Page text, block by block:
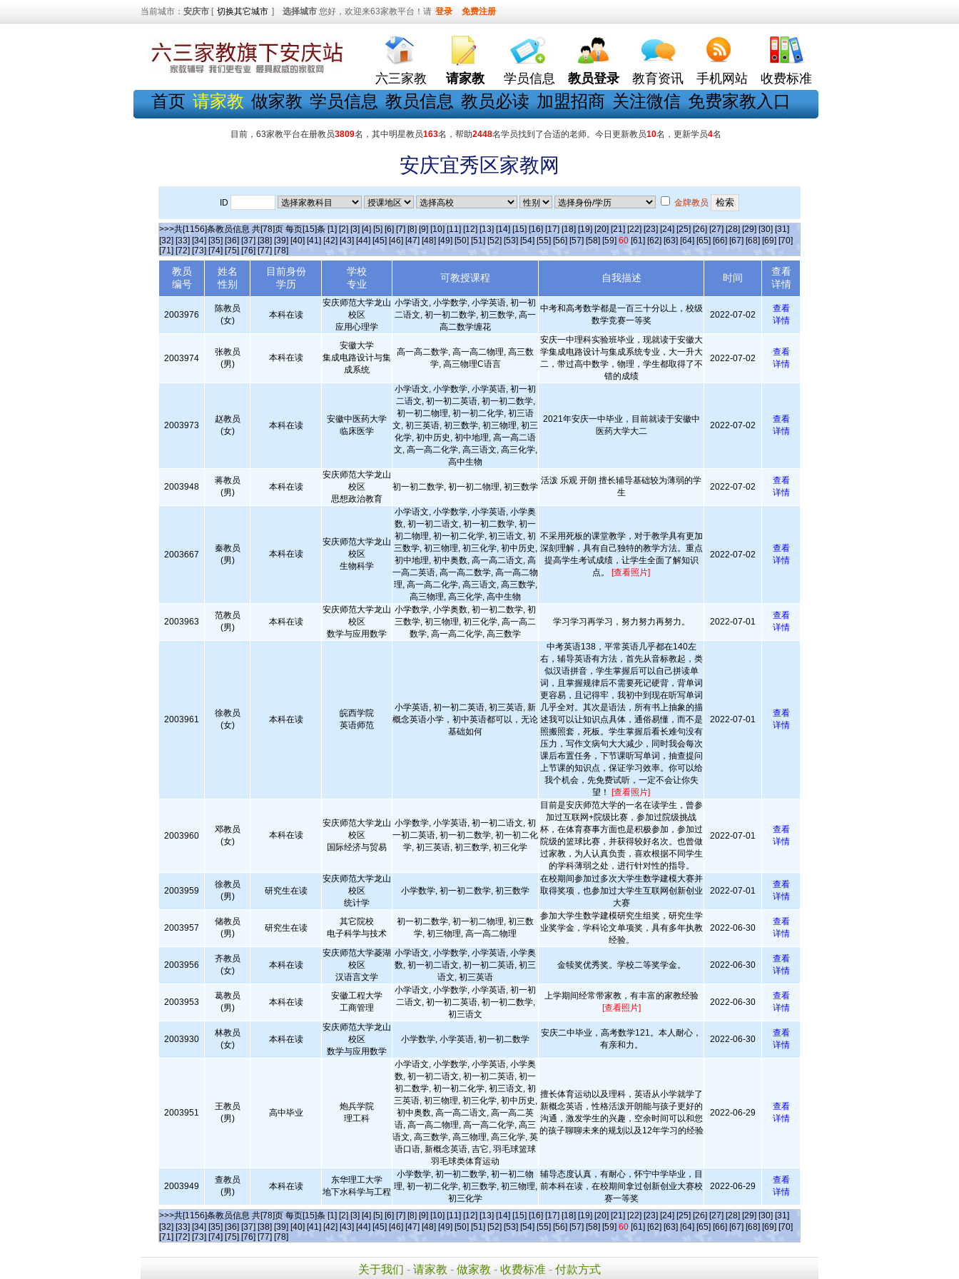
当前城市： 安庆市 [ 切换其它城市 ] 选择城市 您好，欢迎来63家教平台！请 登录 免费注册
六三家教 请家教 学员信息 教员登录 教育资讯 手机网站 收费标准
首页 请家教 做家教 学员信息 教员信息 教员必读 加盟招商 关注微信 免费家教入口
目前，63家教平台在册教员3809名，其中明星教员163名，帮助2448名学员找到了合适的老师。今日更新教员10名，更新学员4名
安庆宜秀区家教网
ID 金牌教员
>>>共[1156]条教员信息 共[78]页 每页[15]条 [1] [2] [3] [4] [5] [6] [7] [8] [9] [10] [11] [12] [13] [14] [15] [16] [17] [18] [19] [20] [21] [22] [23] [24] [25] [26] [27] [28] [29] [30] [31]
[32] [33] [34] [35] [36] [37] [38] [39] [40] [41] [42] [43] [44] [45] [46] [47] [48] [49] [50] [51] [52] [53] [54] [55] [56] [57] [58] [59] 60 [61] [62] [63] [64] [65] [66] [67] [68] [69] [70]
[71] [72] [73] [74] [75] [76] [77] [78]
教员
编号
姓名
性别
目前身份
学历
学校
专业
可教授课程 自我描述 时间
查看
详情
2003976
陈教员
(女)
本科在读
安庆师范大学龙山
校区
应用心理学
小学语文, 小学数学, 小学英语, 初一初
二语文, 初一初二数学, 初三数学, 高一
高二数学缠花
中考和高考数学都是一百三十分以上，校级
数学竞赛一等奖
2022-07-02
查看
详情
2003974
张教员
(男)
本科在读
安徽大学
集成电路设计与集
成系统
高一高二数学, 高一高二物理, 高三数
学, 高三物理C语言
安庆一中理科实验班毕业，现就读于安徽大
学集成电路设计与集成系统专业，大一升大
二，带过高中数学，物理，学生都取得了不
错的成绩
2022-07-02
查看
详情
2003973
赵教员
(女)
本科在读
安徽中医药大学
临床医学
小学语文, 小学数学, 小学英语, 初一初
二语文, 初一初二英语, 初一初二数学,
初一初二物理, 初一初二化学, 初三语
文, 初三英语, 初三数学, 初三物理, 初三
化学, 初中历史, 初中地理, 高一高二语
文, 高一高二化学, 高三语文, 高三化学,
高中生物
2021年安庆一中毕业，目前就读于安徽中
医药大学大二
2022-07-02
查看
详情
2003948
蒋教员
(男)
本科在读
安庆师范大学龙山
校区
思想政治教育
初一初二数学, 初一初二物理, 初三数学
活泼 乐观 开朗 擅长辅导基础较为薄弱的学
生
2022-07-02
查看
详情
2003667
秦教员
(男)
本科在读
安庆师范大学龙山
校区
生物科学
小学语文, 小学数学, 小学英语, 小学奥
数, 初一初二语文, 初一初二数学, 初一
初二物理, 初一初二化学, 初三语文, 初
三数学, 初三物理, 初三化学, 初中历史,
初中地理, 初中奥数, 高一高二语文, 高
一高二英语, 高一高二数学, 高一高二物
理, 高一高二化学, 高三语文, 高三数学,
高三物理, 高三化学, 高中生物
不采用死板的课堂教学，对于教学具有更加
深刻理解，具有自己独特的教学方法。重点
提高学生考试成绩，让学生全面了解知识
点。 [查看照片]
2022-07-02
查看
详情
2003963
范教员
(男)
本科在读
安庆师范大学龙山
校区
数学与应用数学
小学数学, 小学奥数, 初一初二数学, 初
三数学, 初三物理, 初三化学, 高一高二
数学, 高一高二化学, 高三数学
学习学习再学习，努力努力再努力。 2022-07-01
查看
详情
2003961
徐教员
(女)
本科在读
皖西学院
英语师范
小学英语, 初一初二英语, 初三英语, 新
概念英语小学，初中英语都可以，无论
基础如何
中考英语138，平常英语几乎都在140左
右，辅导英语有方法，首先从音标教起，类
似汉语拼音，学生掌握后可以自己拼读单
词，且掌握规律后不需要死记硬背，背单词
更容易，且记得牢，我初中到现在听写单词
几乎全对。其次是语法，所有书上抽象的描
述我可以让知识点具体，通俗易懂，而不是
照搬照套，死板。学生掌握后看长难句没有
压力，写作文病句大大减少，同时我会每次
课后布置任务，下节课听写单词，抽查提问
上节课的知识点，保证学习效率。你可以给
我个机会，先免费试听，一定不会让你失
望！ [查看照片]
2022-07-01
查看
详情
2003960
邓教员
(女)
本科在读
安庆师范大学龙山
校区
国际经济与贸易
小学数学, 小学英语, 初一初二语文, 初
一初二英语, 初一初二数学, 初一初二化
学, 初三英语, 初三数学, 初三化学
目前是安庆师范大学的一名在读学生，曾参
加过互联网+院级比赛，参加过院级挑战
杯，在体育赛事方面也是积极参加，参加过
院级的篮球比赛，并获得较好名次。也曾做
过家教，为人认真负责，喜欢根据不同学生
的学科薄弱之处，进行针对性的指导。
2022-07-01
查看
详情
2003959
徐教员
(男)
研究生在读
安庆师范大学龙山
校区
统计学
小学数学, 初一初二数学, 初三数学
在校期间参加过多次大学生数学建模大赛并
取得奖项，也参加过大学生互联网创新创业
大赛
2022-07-01
查看
详情
2003957
储教员
(男)
研究生在读
其它院校
电子科学与技术
初一初二数学, 初一初二物理, 初三数
学, 初三物理, 高一高二物理
参加大学生数学建模研究生组奖，研究生学
业奖学金，学科论文单项奖，具有多年执教
经验。
2022-06-30
查看
详情
2003956
齐教员
(女)
本科在读
安庆师范大学菱湖
校区
汉语言文学
小学语文, 小学数学, 小学英语, 小学奥
数, 初一初二语文, 初一初二英语, 初三
语文, 初三英语
金犊奖优秀奖。学校二等奖学金。 2022-06-30
查看
详情
2003953
葛教员
(男)
本科在读
安徽工程大学
工商管理
小学语文, 小学数学, 小学英语, 初一初
二语文, 初一初二英语, 初一初二数学,
初三语文
上学期间经常带家教，有丰富的家教经验
[查看照片]
2022-06-30
查看
详情
2003930
林教员
(女)
本科在读
安庆师范大学龙山
校区
数学与应用数学
小学数学, 小学英语, 初一初二数学
安庆二中毕业，高考数学121。本人耐心，
有亲和力。
2022-06-30
查看
详情
2003951
王教员
(男)
高中毕业
炮兵学院
理工科
小学语文, 小学数学, 小学英语, 小学奥
数, 初一初二语文, 初一初二英语, 初一
初二数学, 初一初二化学, 初三语文, 初
三英语, 初三物理, 初三化学, 初中历史,
初中奥数, 高一高二语文, 高一高二英
语, 高一高二物理, 高一高二化学, 高三
语文, 高三数学, 高三物理, 高三化学, 英
语口语, 新概念英语, 吉它, 羽毛球篮球
羽毛球类体育运动
擅长体育运动以及理科，英语从小学就学了
新概念英语，性格活泼开朗能与孩子更好的
沟通，激发学生的兴趣，空余时间可以和您
的孩子聊聊未来的规划以及12年学习的经验
2022-06-29
查看
详情
2003949
查教员
(男)
本科在读
东华理工大学
地下水科学与工程
小学数学, 初一初二数学, 初一初二物
理, 初一初二化学, 初三数学, 初三物理,
初三化学
辅导态度认真，有耐心，怀宁中学毕业，目
前本科在读，在校期间拿过创新创业大赛校
赛一等奖
2022-06-29
查看
详情
>>>共[1156]条教员信息 共[78]页 每页[15]条 [1] [2] [3] [4] [5] [6] [7] [8] [9] [10] [11] [12] [13] [14] [15] [16] [17] [18] [19] [20] [21] [22] [23] [24] [25] [26] [27] [28] [29] [30] [31]
[32] [33] [34] [35] [36] [37] [38] [39] [40] [41] [42] [43] [44] [45] [46] [47] [48] [49] [50] [51] [52] [53] [54] [55] [56] [57] [58] [59] 60 [61] [62] [63] [64] [65] [66] [67] [68] [69] [70]
[71] [72] [73] [74] [75] [76] [77] [78]
关于我们 - 请家教 - 做家教 - 收费标准 - 付款方式